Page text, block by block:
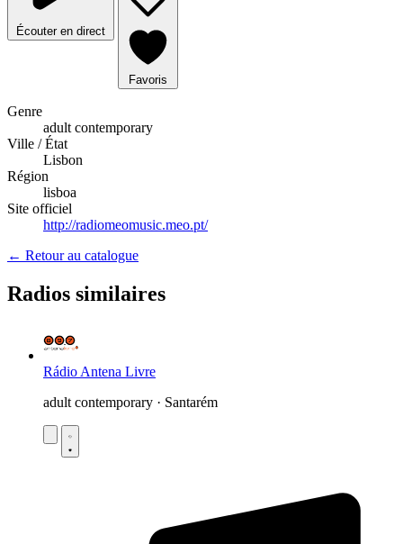
Écouter en direct
Favoris
Genre
adult contemporary
Ville / État
Lisbon
Région
lisboa
Site officiel
http://radiomeomusic.meo.pt/
← Retour au catalogue
Radios similaires
Rádio Antena Livre
adult contemporary · Santarém